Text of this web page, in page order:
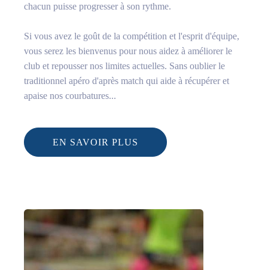
chacun puisse progresser à son rythme.
Si vous avez le goût de la compétition et l'esprit d'équipe,
vous serez les bienvenus pour nous aidez à améliorer le
club et repousser nos limites actuelles. Sans oublier le
traditionnel apéro d'après match qui aide à récupérer et
apaise nos courbatures...
EN SAVOIR PLUS